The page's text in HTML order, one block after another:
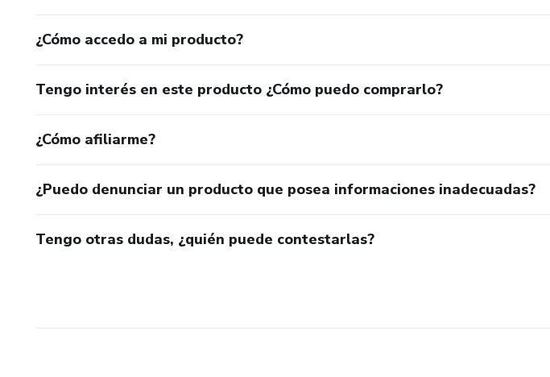
¿Cómo accedo a mi producto?
Tengo interés en este producto ¿Cómo puedo comprarlo?
¿Cómo afiliarme?
¿Puedo denunciar un producto que posea informaciones inadecuadas?
Tengo otras dudas, ¿quién puede contestarlas?